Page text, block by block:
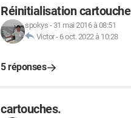
Réinitialisation
spokys - 31 mai 2016 à 08:51
Victor- 6 oct. 2022 à 10:28
5 réponses
cartouches.